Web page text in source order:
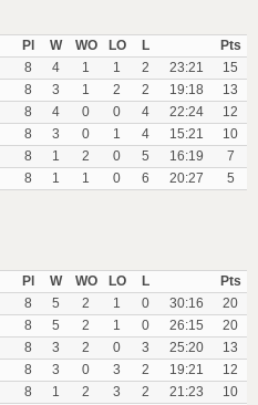
Pl
W WO LO L
Pts
8 4 1 1 2 23:21
15
8 3 1 2 2 19:18
13
8 4 0 0 4 22:24
12
8 3 0 1 4 15:21
10
8 1 2 0 5 16:19
7
8 1 1 0 6 20:27 5
Pl
W WO LO L
Pts
8 5 2 1 0 30:16
20
8 5 2 1 0 26:15
20
8 3 2 0 3 25:20
13
8 3 0 3 2 19:21
12
8 1 2 3 2 21:23
10